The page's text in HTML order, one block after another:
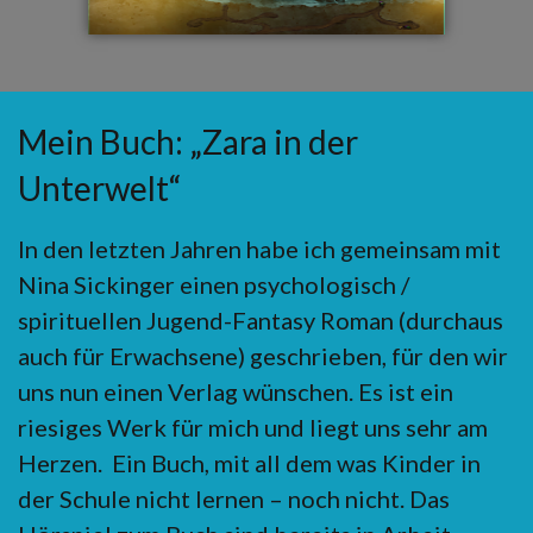
Mein Buch: „Zara in der
Unterwelt“
In den letzten Jahren habe ich gemeinsam mit
Nina Sickinger einen psychologisch /
spirituellen Jugend-Fantasy Roman (durchaus
auch für Erwachsene) geschrieben, für den wir
uns nun einen Verlag wünschen. Es ist ein
riesiges Werk für mich und liegt uns sehr am
Herzen. Ein Buch, mit all dem was Kinder in
der Schule nicht lernen – noch nicht. Das